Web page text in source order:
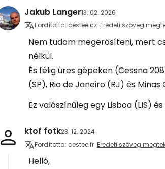
Jakub Langer13. 02. 2026
Fordította: cestee.cz Eredeti szöveg
Nem tudom megerősíteni, mert
nélkül.
És félig üres gépeken (Cessna
(SP), Rio de Janeiro (RJ) és
Ez valószínűleg egy Lisboa (LIS)
ktof fotk23. 12. 2024
Fordította: cestee.fr Eredeti szöveg
Helló,